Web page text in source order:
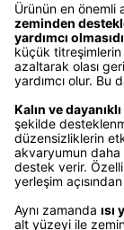
Ürünün en önemli
zeminden
yardımcı
küçük titreşimlerin
azaltarak olası
yardımcı olur. Bu
Kalın ve
şekilde
düzensizliklerin
akvaryumun daha
destek verir.
yerleşim
Aynı zamanda ısı
alt yüzeyi ile